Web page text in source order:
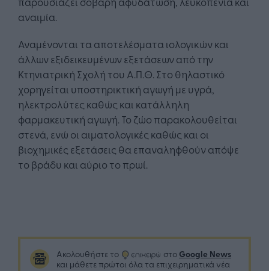
αναιμία.
Αναμένονται τα αποτελέσματα ιολογικών και
άλλων εξιδεικευμένων εξετάσεων από την
Κτηνιατρική Σχολή του Α.Π.Θ. Στο θηλαστικό
χορηγείται υποστηρικτική αγωγή με υγρά,
ηλεκτρολύτες καθώς και κατάλληλη
φαρμακευτική αγωγή. Το ζώο παρακολουθείται
στενά, ενώ οι αιματολογικές καθώς και οι
βιοχημικές εξετάσεις θα επαναληφθούν απόψε
το βράδυ και αύριο το πρωί.
Ακολουθήστε το στο Google News
και μάθετε πρώτοι όλα τα επιχειρηματικά νέα